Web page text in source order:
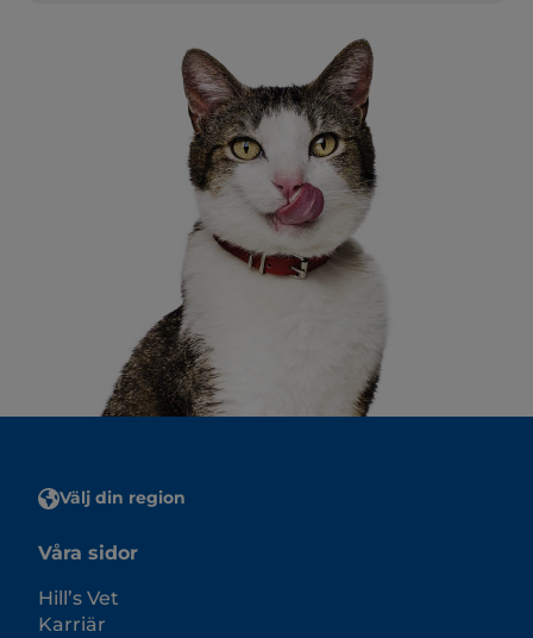
Välj din region
Våra sidor
Hill’s Vet
Karriär